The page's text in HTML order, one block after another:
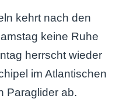
kehrt nach den
keine Ruhe
herrscht wieder
im Atlantischen
Paraglider ab.